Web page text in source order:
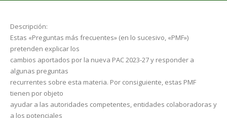
Descripción:
Estas «Preguntas más frecuentes» (en lo sucesivo, «PMF»)
pretenden explicar los
cambios aportados por la nueva PAC 2023-27 y responder a
algunas preguntas
recurrentes sobre esta materia. Por consiguiente, estas PMF
tienen por objeto
ayudar a las autoridades competentes, entidades colaboradoras y
a los potenciales